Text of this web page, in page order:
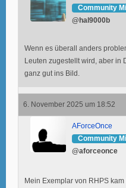
Community
@hal9000b
Wenn es überall anders
Leuten zugestellt wird, aber in
ganz gut ins Bild.
6. November 2025 um 18:52
AForceOnce
Community
@aforceonce
Mein Exemplar von RHPS